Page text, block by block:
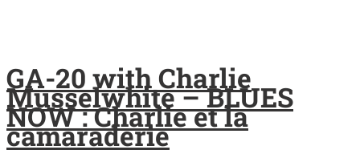
GA-20 with Charlie
Musselwhite – BLUES
NOW : Charlie et la
camaraderie